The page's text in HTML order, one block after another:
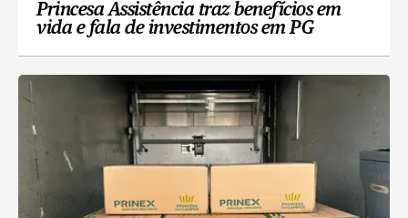
Princesa Assistência traz benefícios em
vida e fala de investimentos em PG